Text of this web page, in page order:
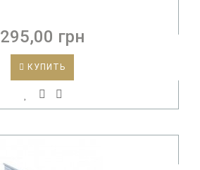
295,00 грн
КУПИТЬ